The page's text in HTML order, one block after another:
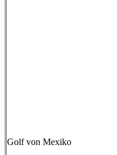
Golf von Mexiko